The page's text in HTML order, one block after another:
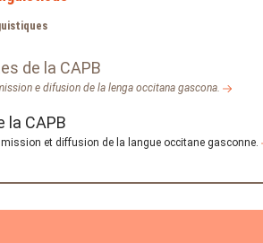
de la CAPB
e difusion de la lenga occitana gascona.
la CAPB
et diffusion de la langue occitane gasconne.